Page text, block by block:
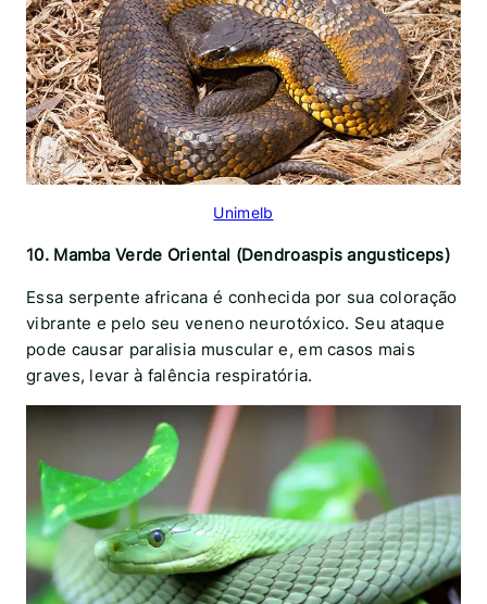
Unimelb
10. Mamba Verde Oriental (Dendroaspis angusticeps)
Essa serpente africana é conhecida por sua coloração
vibrante e pelo seu veneno neurotóxico. Seu ataque
pode causar paralisia muscular e, em casos mais
graves, levar à falência respiratória.